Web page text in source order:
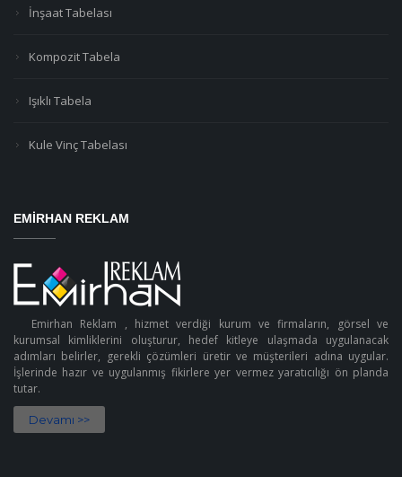
İnşaat Tabelası
Kompozit Tabela
Işıklı Tabela
Kule Vinç Tabelası
EMIRHAN REKLAM
Emirhan Reklam , hizmet verdiği kurum ve firmaların, görsel ve
kurumsal kimliklerini oluşturur, hedef kitleye ulaşmada uygulanacak
adımları belirler, gerekli çözümleri üretir ve müşterileri adına uygular.
İşlerinde hazır ve uygulanmış fikirlere yer vermez yaratıcılığı ön planda
tutar.
Devamı >>